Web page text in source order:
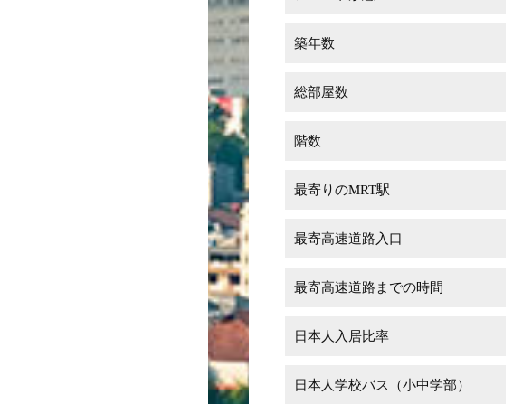
築年数
総部屋数
階数
最寄りのMRT駅
最寄高速道路入口
最寄高速道路までの時間
日本人入居比率
日本人学校バス（小中学部）